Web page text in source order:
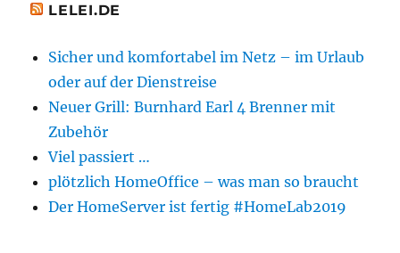
LELEI.DE
Sicher und komfortabel im Netz – im Urlaub
oder auf der Dienstreise
Neuer Grill: Burnhard Earl 4 Brenner mit
Zubehör
Viel passiert …
plötzlich HomeOffice – was man so braucht
Der HomeServer ist fertig #HomeLab2019